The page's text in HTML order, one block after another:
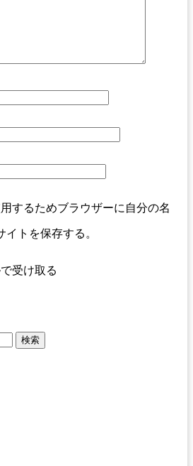
するためブラウザーに自分の名
トを保存する。
受け取る